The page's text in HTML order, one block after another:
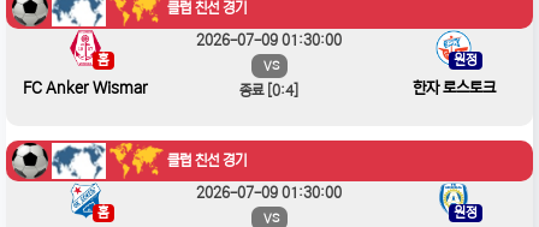
클럽 친선 경기
홈
FC Anker Wismar
2026-07-09 01:30:00
VS
종료 [0:4]
원정
한자 로스토크
클럽 친선 경기
홈
2026-07-09 01:30:00
VS 원정